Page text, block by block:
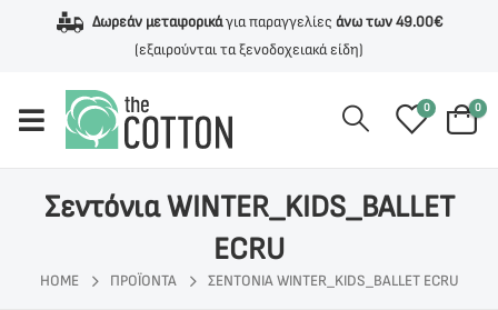
Δωρεάν μεταφορικάγια παραγγελίες άνω των 49.00€
(εξαιρούνται τα ξενοδοχειακά είδη)
0 0
Σεντόνια WINTER_KIDS_BALLET
ECRU
HOME ΠΡΟΪΌΝΤΑ ΣΕΝΤΌΝΙΑ WINTER_KIDS_BALLET ECRU